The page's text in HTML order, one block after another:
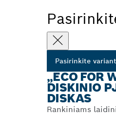
Pasirinkite
„ECO FOR
DISKINIO
DISKAS
Rankiniams